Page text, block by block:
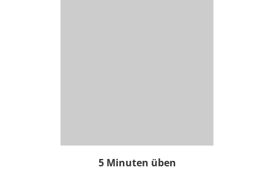
5 Minuten üben